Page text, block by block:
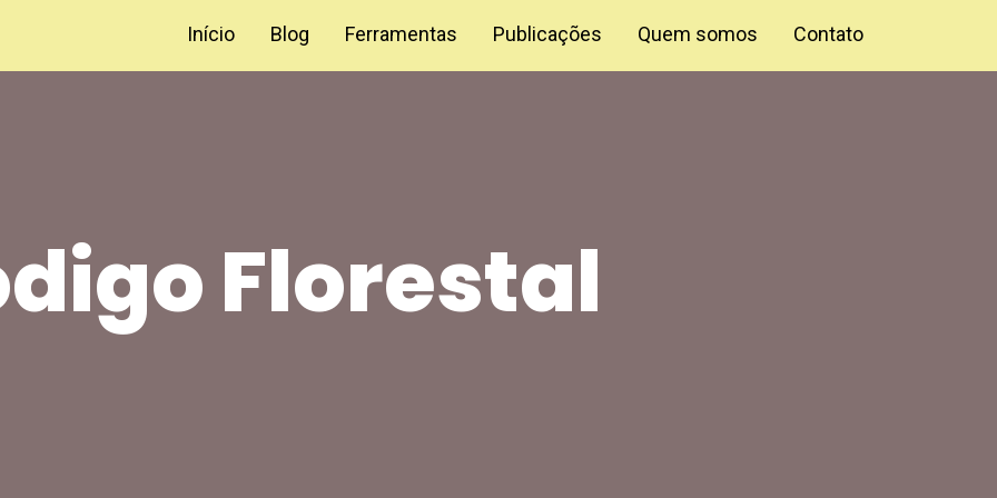
Início Blog Ferramentas Publicações Quem somos Contato
Florestal